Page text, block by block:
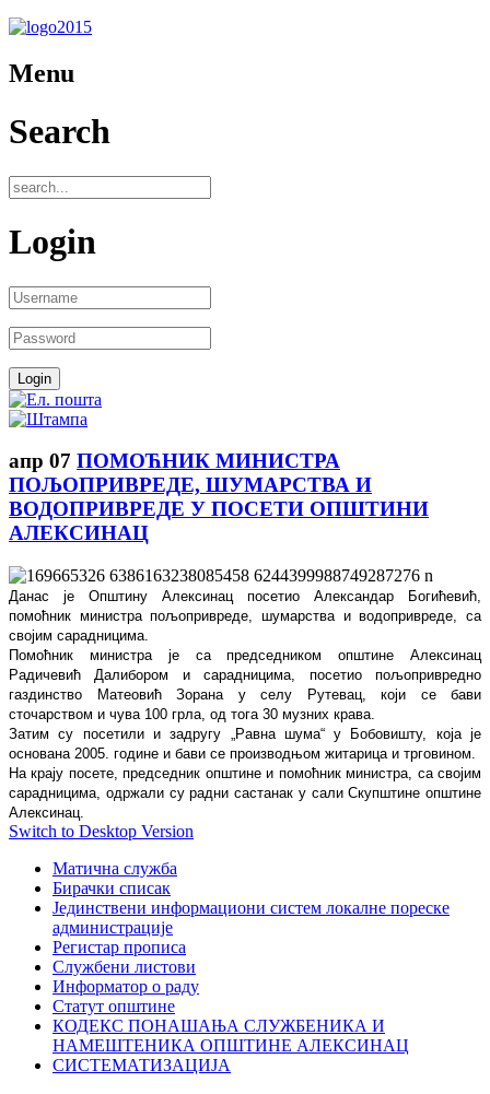
Menu
Search
Login
апр 07 ПОМОЋНИК МИНИСТРА
ПОЉОПРИВРЕДЕ, ШУМАРСТВА И
ВОДОПРИВРЕДЕ У ПОСЕТИ ОПШТИНИ
АЛЕКСИНАЦ
Данас је Општину Алексинац посетио Александар Богићевић,
помоћник министра пољопривреде, шумарства и водопривреде, са
својим сарадницима.
Помоћник министра је са председником општине Алексинац
Радичевић Далибором и сарадницима, посетио пољопривредно
газдинство Матеовић Зорана у селу Рутевац, који се бави
сточарством и чува 100 грла, од тога 30 музних крава.
Затим су посетили и задругу „Равна шума“ у Бобовишту, која је
основана 2005. године и бави се производњом житарица и трговином.
На крају посете, председник општине и помоћник министра, са својим
сарадницима, одржали су радни састанак у сали Скупштине општине
Алексинац.
Switch to Desktop Version
Матична служба
Бирачки списак
Јединствени информациони систем локалне пореске
администрације
Регистар прописа
Службени листови
Информатор о раду
Статут општине
КОДЕКС ПОНАШАЊА СЛУЖБЕНИКА И
НАМЕШТЕНИКА ОПШТИНЕ АЛЕКСИНАЦ
СИСТЕМАТИЗАЦИЈА